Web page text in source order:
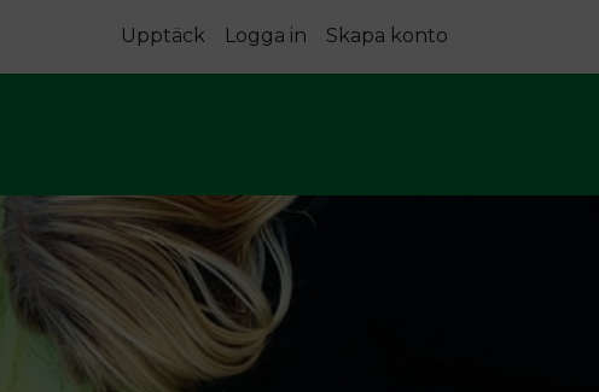
Upptäck Logga in Skapa konto